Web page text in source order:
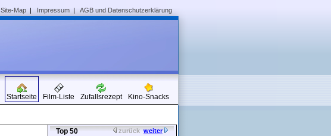
Site-Map | Impressum | AGB und Datenschutzerklärung
Startseite Film-Liste Zufallsrezept Kino-Snacks
zurück weiter
Top 50